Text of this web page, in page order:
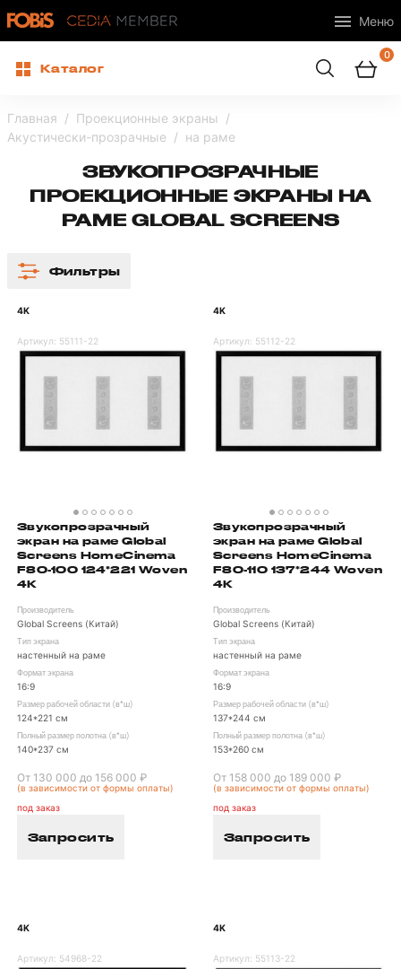
Меню
Каталог
0
Главная
Проекционные экраны
Акустически-прозрачные
на раме
ЗВУКОПРОЗРАЧНЫЕ
ПРОЕКЦИОННЫЕ ЭКРАНЫ НА
РАМЕ GLOBAL SCREENS
Фильтры
4K
Артикул: 55111-22
Звукопрозрачный
экран на раме Global
Screens HomeCinema
F80-100 124*221 Woven
4K
Производитель
Global Screens (Китай)
Тип экрана
настенный на раме
Формат экрана
16:9
Размер рабочей области (в*ш)
124*221 см
Полный размер полотна (в*ш)
140*237 см
От 130 000 до 156 000 ₽
(в зависимости от формы оплаты)
под заказ
Запросить
4K
Артикул: 55112-22
Звукопрозрачный
экран на раме Global
Screens HomeCinema
F80-110 137*244 Woven
4K
Производитель
Global Screens (Китай)
Тип экрана
настенный на раме
Формат экрана
16:9
Размер рабочей области (в*ш)
137*244 см
Полный размер полотна (в*ш)
153*260 см
От 158 000 до 189 000 ₽
(в зависимости от формы оплаты)
под заказ
Запросить
4K
Артикул: 54968-22
4K
Артикул: 55113-22